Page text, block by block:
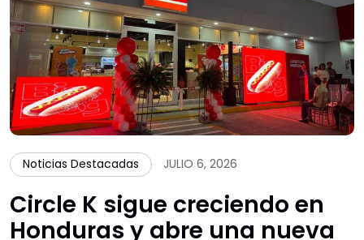
Noticias Destacadas JULIO 6, 2026
Circle K sigue creciendo en
Honduras y abre una nueva